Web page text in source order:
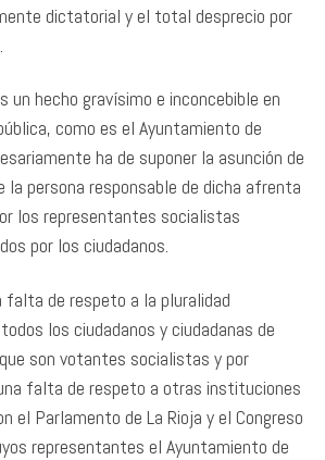
dictatorial y el total desprecio por
un hecho gravísimo e inconcebible en
como es el Ayuntamiento de
ha de suponer la asunción de
la persona responsable de dicha afrenta
los representantes socialistas
por los ciudadanos.
falta de respeto a la pluralidad
los ciudadanos y ciudadanas de
son votantes socialistas y por
falta de respeto a otras instituciones
el Parlamento de La Rioja y el Congreso
representantes el Ayuntamiento de